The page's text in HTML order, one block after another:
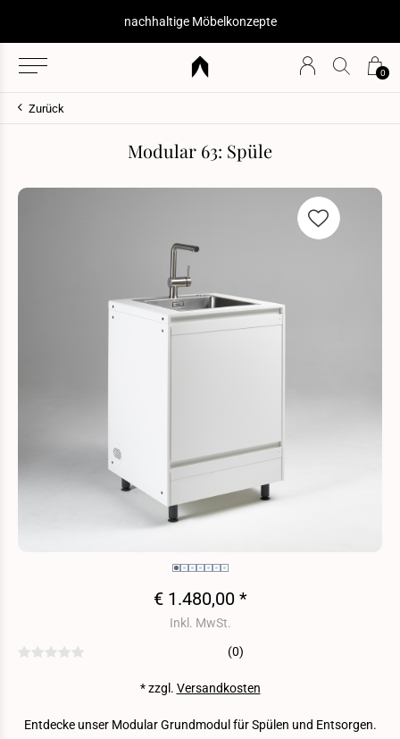
0
nachhaltige Möbelkonzepte
Zurück
Modular 63: Spüle
€ 1.480,00 *
Inkl. MwSt.
(0)
* zzgl. Versandkosten
Entdecke unser Modular Grundmodul für Spülen und Entsorgen.